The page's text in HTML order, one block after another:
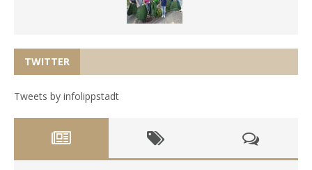
TWITTER
Tweets by infolippstadt